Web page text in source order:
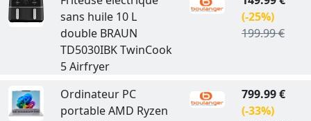
sans huile 10 L
double BRAUN
TD5030IBK TwinCook
5 Airfryer
(-25%)
199.99 €
Ordinateur PC
portable AMD Ryzen
799.99 €
(-33%)